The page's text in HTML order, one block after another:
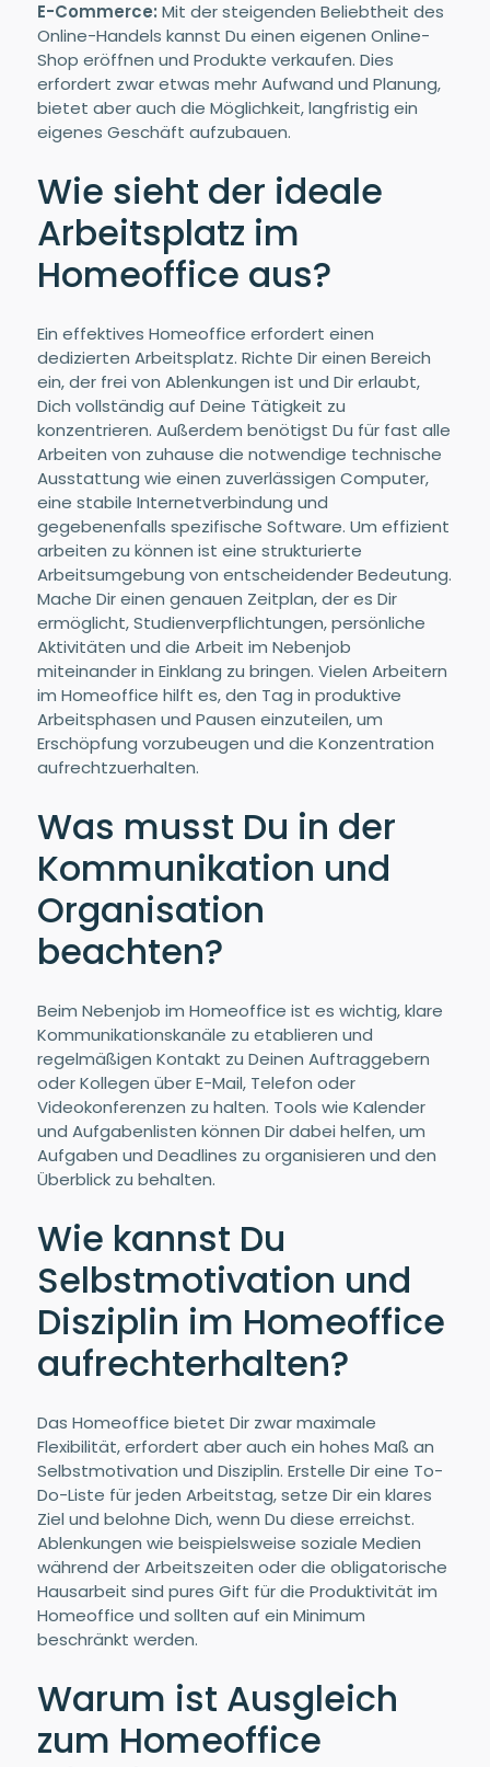
E-Commerce: Mit der steigenden Beliebtheit des
Online-Handels kannst Du einen eigenen Online-
Shop eröffnen und Produkte verkaufen. Dies
erfordert zwar etwas mehr Aufwand und Planung,
bietet aber auch die Möglichkeit, langfristig ein
eigenes Geschäft aufzubauen.
Wie sieht der ideale
Arbeitsplatz im
Homeoffice aus?
Ein effektives Homeoffice erfordert einen
dedizierten Arbeitsplatz. Richte Dir einen Bereich
ein, der frei von Ablenkungen ist und Dir erlaubt,
Dich vollständig auf Deine Tätigkeit zu
konzentrieren. Außerdem benötigst Du für fast alle
Arbeiten von zuhause die notwendige technische
Ausstattung wie einen zuverlässigen Computer,
eine stabile Internetverbindung und
gegebenenfalls spezifische Software. Um effizient
arbeiten zu können ist eine strukturierte
Arbeitsumgebung von entscheidender Bedeutung.
Mache Dir einen genauen Zeitplan, der es Dir
ermöglicht, Studienverpflichtungen, persönliche
Aktivitäten und die Arbeit im Nebenjob
miteinander in Einklang zu bringen. Vielen Arbeitern
im Homeoffice hilft es, den Tag in produktive
Arbeitsphasen und Pausen einzuteilen, um
Erschöpfung vorzubeugen und die Konzentration
aufrechtzuerhalten.
Was musst Du in der
Kommunikation und
Organisation
beachten?
Beim Nebenjob im Homeoffice ist es wichtig, klare
Kommunikationskanäle zu etablieren und
regelmäßigen Kontakt zu Deinen Auftraggebern
oder Kollegen über E-Mail, Telefon oder
Videokonferenzen zu halten. Tools wie Kalender
und Aufgabenlisten können Dir dabei helfen, um
Aufgaben und Deadlines zu organisieren und den
Überblick zu behalten.
Wie kannst Du
Selbstmotivation und
Disziplin im Homeoffice
aufrechterhalten?
Das Homeoffice bietet Dir zwar maximale
Flexibilität, erfordert aber auch ein hohes Maß an
Selbstmotivation und Disziplin. Erstelle Dir eine To-
Do-Liste für jeden Arbeitstag, setze Dir ein klares
Ziel und belohne Dich, wenn Du diese erreichst.
Ablenkungen wie beispielsweise soziale Medien
während der Arbeitszeiten oder die obligatorische
Hausarbeit sind pures Gift für die Produktivität im
Homeoffice und sollten auf ein Minimum
beschränkt werden.
Warum ist Ausgleich
zum Homeoffice